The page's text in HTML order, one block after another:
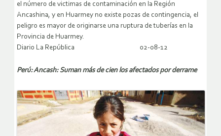
el número de victimas de contaminación en la Región
Ancashina, y en Huarmey no existe pozas de contingencia, el
peligro es mayor de originarse una ruptura de tuberías en la
Provincia de Huarmey.
Diario La República 02-08-12
Perú: Ancash: Suman más de cien los afectados por derrame